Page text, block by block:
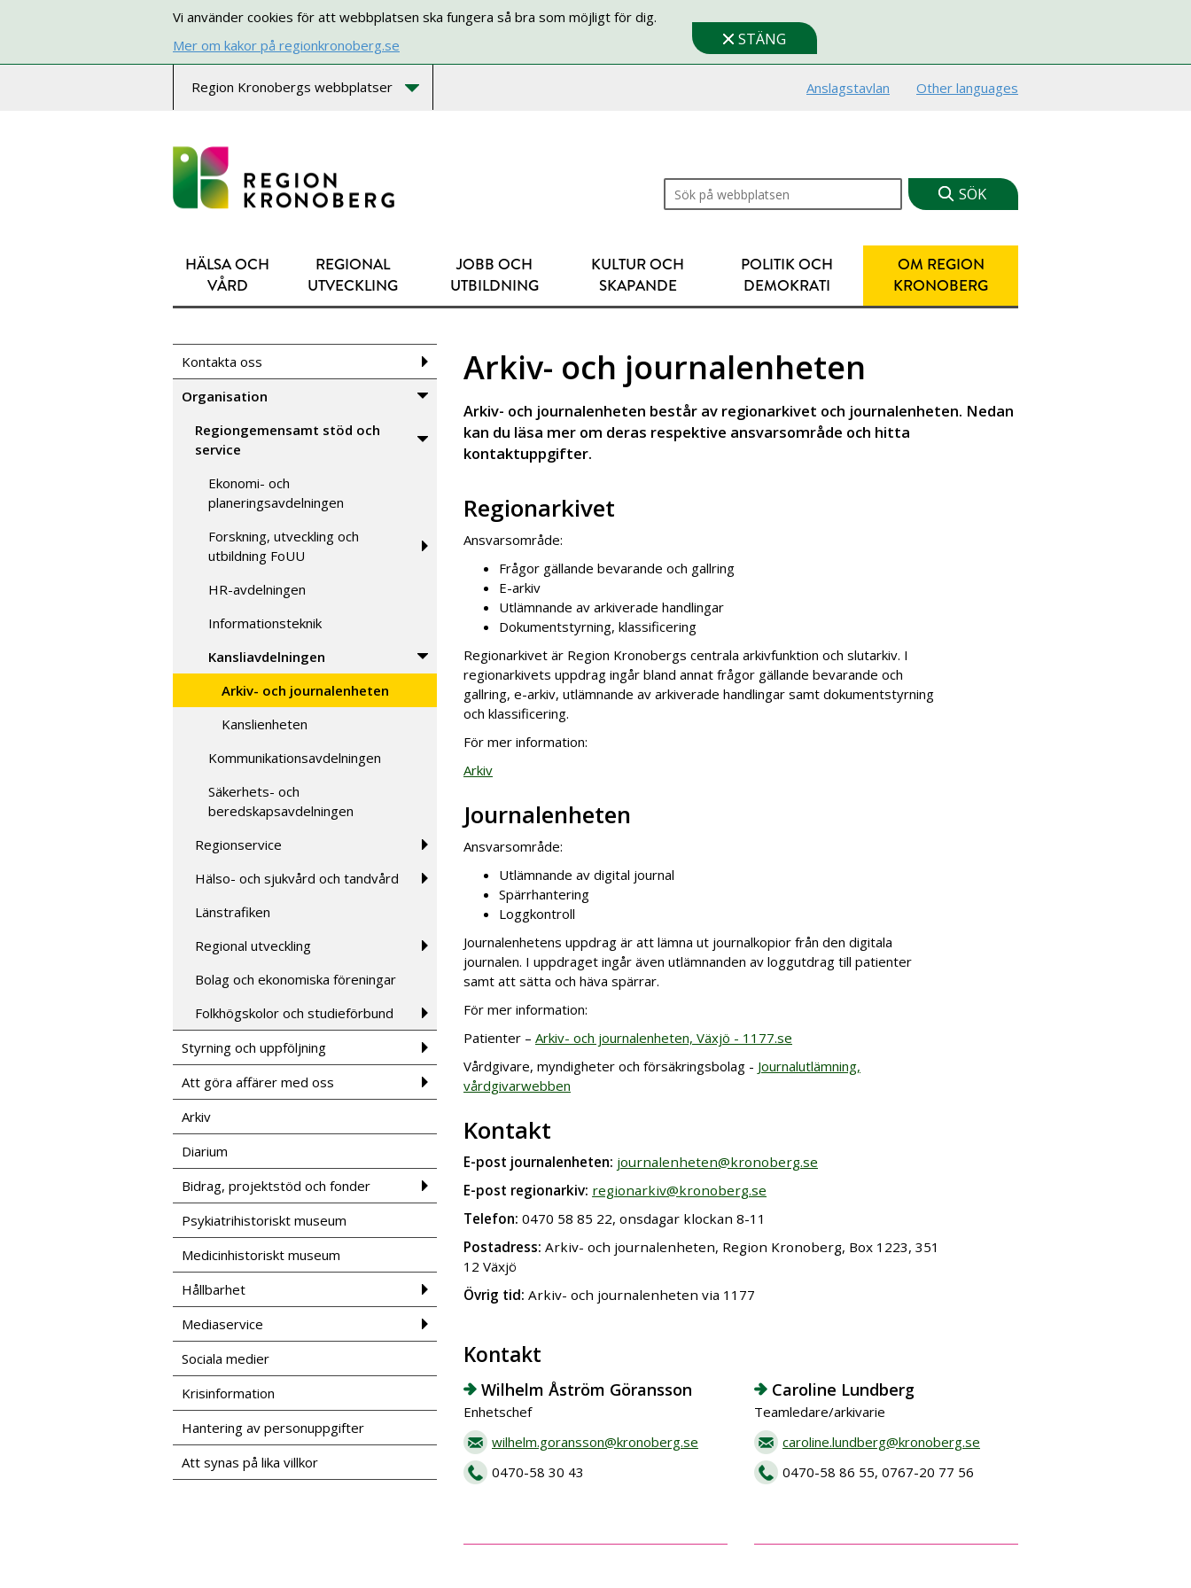
Vi använder cookies för att webbplatsen ska fungera så bra som möjligt för dig.
Mer om kakor på regionkronoberg.se
STÄNG
Region Kronobergs webbplatser Anslagstavlan Other languages
Sök på webbplatsen
HÄLSA OCH
VÅRD
REGIONAL
UTVECKLING
JOBB OCH
UTBILDNING
KULTUR OCH
SKAPANDE
POLITIK OCH
DEMOKRATI
OM REGION
KRONOBERG
Kontakta oss
Organisation
Regiongemensamt stöd och
service
Ekonomi- och
planeringsavdelningen
Forskning, utveckling och
utbildning FoUU
HR-avdelningen
Informationsteknik
Kansliavdelningen
Arkiv- och journalenheten
Kanslienheten
Kommunikationsavdelningen
Säkerhets- och
beredskapsavdelningen
Regionservice
Hälso- och sjukvård och tandvård
Länstrafiken
Regional utveckling
Bolag och ekonomiska föreningar
Folkhögskolor och studieförbund
Styrning och uppföljning
Att göra affärer med oss
Arkiv
Diarium
Bidrag, projektstöd och fonder
Psykiatrihistoriskt museum
Medicinhistoriskt museum
Hållbarhet
Mediaservice
Sociala medier
Krisinformation
Hantering av personuppgifter
Att synas på lika villkor
Arkiv- och journalenheten
Arkiv- och journalenheten består av regionarkivet och journalenheten. Nedan
kan du läsa mer om deras respektive ansvarsområde och hitta
kontaktuppgifter.
Regionarkivet
Ansvarsområde:
Frågor gällande bevarande och gallring
E-arkiv
Utlämnande av arkiverade handlingar
Dokumentstyrning, klassificering
Regionarkivet är Region Kronobergs centrala arkivfunktion och slutarkiv. I
regionarkivets uppdrag ingår bland annat frågor gällande bevarande och
gallring, e-arkiv, utlämnande av arkiverade handlingar samt dokumentstyrning
och klassificering.
För mer information:
Arkiv
Journalenheten
Ansvarsområde:
Utlämnande av digital journal
Spärrhantering
Loggkontroll
Journalenhetens uppdrag är att lämna ut journalkopior från den digitala
journalen. I uppdraget ingår även utlämnanden av loggutdrag till patienter
samt att sätta och häva spärrar.
För mer information:
Patienter – Arkiv- och journalenheten, Växjö - 1177.se
Vårdgivare, myndigheter och försäkringsbolag - Journalutlämning,
vårdgivarwebben
Kontakt
E-post journalenheten: journalenheten@kronoberg.se
E-post regionarkiv: regionarkiv@kronoberg.se
Telefon: 0470 58 85 22, onsdagar klockan 8-11
Postadress: Arkiv- och journalenheten, Region Kronoberg, Box 1223, 351
12 Växjö
Övrig tid: Arkiv- och journalenheten via 1177
Kontakt
Wilhelm Åström Göransson
Enhetschef
wilhelm.goransson@kronoberg.se
0470-58 30 43
Caroline Lundberg
Teamledare/arkivarie
caroline.lundberg@kronoberg.se
0470-58 86 55, 0767-20 77 56